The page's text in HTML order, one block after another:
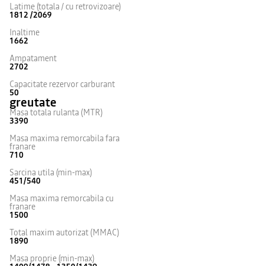
Latime (totala / cu retrovizoare)
1812 /2069
Inaltime
1662
Ampatament
2702
Capacitate rezervor carburant
50
greutate
Masa totala rulanta (MTR)
3390
Masa maxima remorcabila fara
franare
710
Sarcina utila (min-max)
451/540
Masa maxima remorcabila cu
franare
1500
Total maxim autorizat (MMAC)
1890
Masa proprie (min-max)